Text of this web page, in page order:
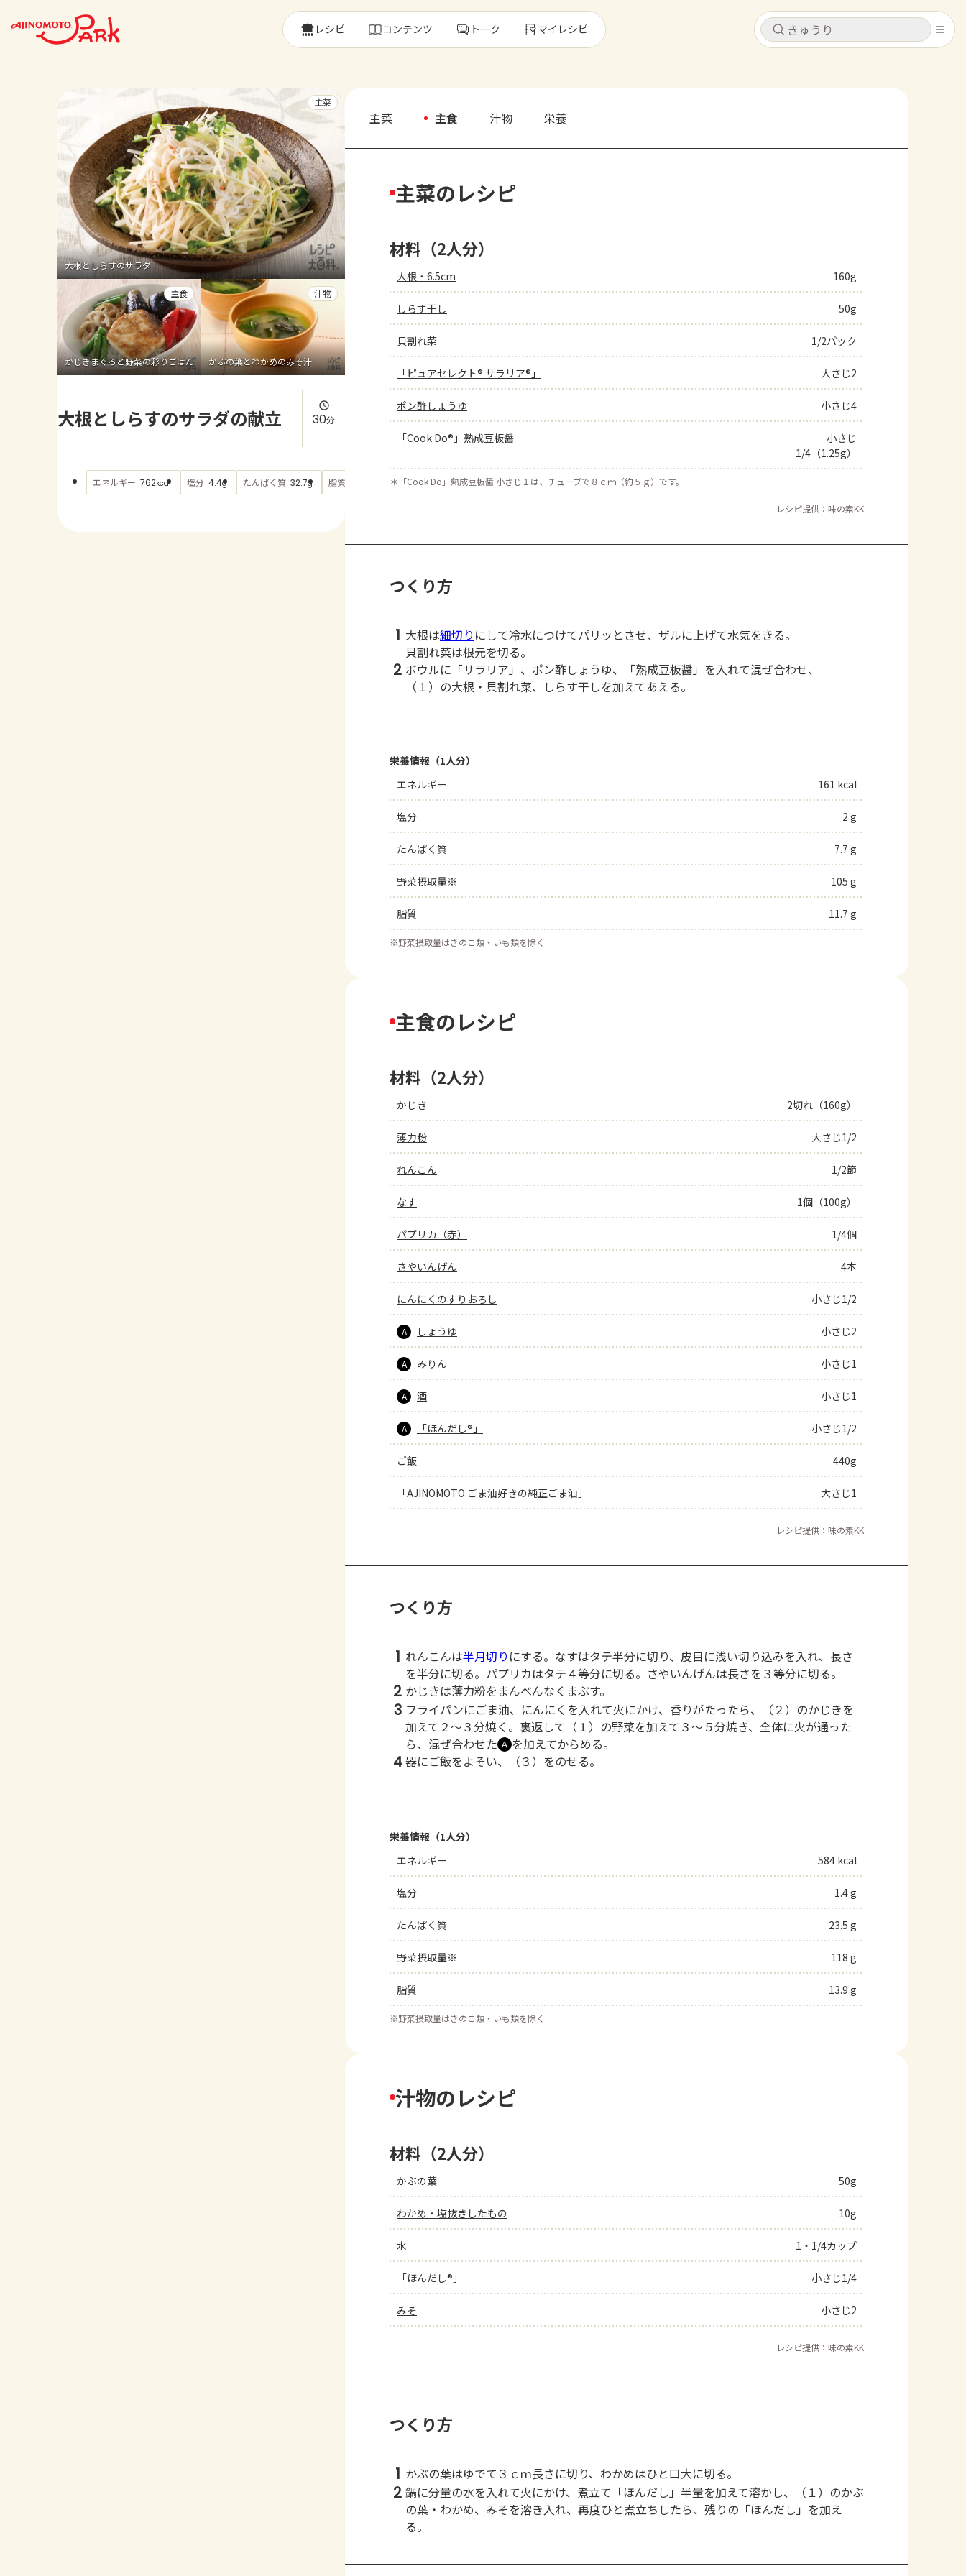
キャンセル
よくあるお問い合わせ
お買い物
キャンセル
レシピ コンテンツ トーク マイレシピ
大根としらすのサラダ
主菜
かじきまぐろと野菜の彩りごはん
主食
かぶの葉とわかめのみそ汁
汁物
大根としらすのサラダの献立 30分
エネルギー 762kcal 塩分 4.4g たんぱく質 32.7g 脂質 もっと見る
主菜 主食 汁物 栄養
主菜のレシピ
材料（2人分）
大根・6.5cm 160g
しらす干し 50g
貝割れ菜 1/2パック
「ピュアセレクト® サラリア®」 大さじ2
ポン酢しょうゆ 小さじ4
「Cook Do®」熟成豆板醤
小さじ
1/4（1.25g）
＊ 「Cook Do」熟成豆板醤 小さじ１は、チューブで８ｃｍ（約５ｇ）です。
レシピ提供：味の素KK
つくり方
1 大根は細切り にして冷水につけてパリッとさせ、ザルに上げて水気をきる。
貝割れ菜は根元を切る。
2 ボウルに「サラリア」、ポン酢しょうゆ、「熟成豆板醤」を入れて混ぜ合わせ、
（１）の大根・貝割れ菜、しらす干しを加えてあえる。
栄養情報（1人分）
エネルギー
161 kcal
塩分 2 g
たんぱく質 7.7 g
野菜摂取量※ 105 g
脂質 11.7 g
※野菜摂取量はきのこ類・いも類を除く
主食のレシピ
材料（2人分）
かじき 2切れ（160g）
薄力粉 大さじ1/2
れんこん 1/2節
なす 1個（100g）
パプリカ（赤） 1/4個
さやいんげん 4本
にんにくのすりおろし 小さじ1/2
A しょうゆ 小さじ2
A みりん 小さじ1
A 酒 小さじ1
A 「ほんだし®」 小さじ1/2
ご飯 440g
「AJINOMOTO ごま油好きの純正ごま油」 大さじ1
レシピ提供：味の素KK
つくり方
1 れんこんは半月切り にする。なすはタテ半分に切り、皮目に浅い切り込みを入れ、長さ
を半分に切る。パプリカはタテ４等分に切る。さやいんげんは長さを３等分に切る。
2 かじきは薄力粉をまんべんなくまぶす。
3 フライパンにごま油、にんにくを入れて火にかけ、香りがたったら、（２）のかじきを
加えて２～３分焼く。裏返して（１）の野菜を加えて３～５分焼き、全体に火が通った
ら、混ぜ合わせた Ａ を加えてからめる。
4器にご飯をよそい、（３）をのせる。
栄養情報（1人分）
エネルギー
584 kcal
塩分 1.4 g
たんぱく質 23.5 g
野菜摂取量※ 118 g
脂質 13.9 g
※野菜摂取量はきのこ類・いも類を除く
汁物のレシピ
材料（2人分）
かぶの葉 50g
わかめ・塩抜きしたもの 10g
水 1・1/4カップ
「ほんだし®」 小さじ1/4
みそ 小さじ2
レシピ提供：味の素KK
つくり方
1 かぶの葉はゆでて３ｃｍ長さに切り、わかめはひと口大に切る。
2 鍋に分量の水を入れて火にかけ、煮立て「ほんだし」半量を加えて溶かし、（１）のかぶ
の葉・わかめ、みそを溶き入れ、再度ひと煮立ちしたら、残りの「ほんだし」を加え
る。